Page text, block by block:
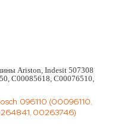
Ariston, Indesit 507308
C00085618, C00076510,